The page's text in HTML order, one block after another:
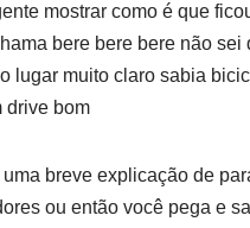
mostrar como é que
bere bere bere não
lugar muito claro sabia
drive bom
breve explicação de
ou então você pega e